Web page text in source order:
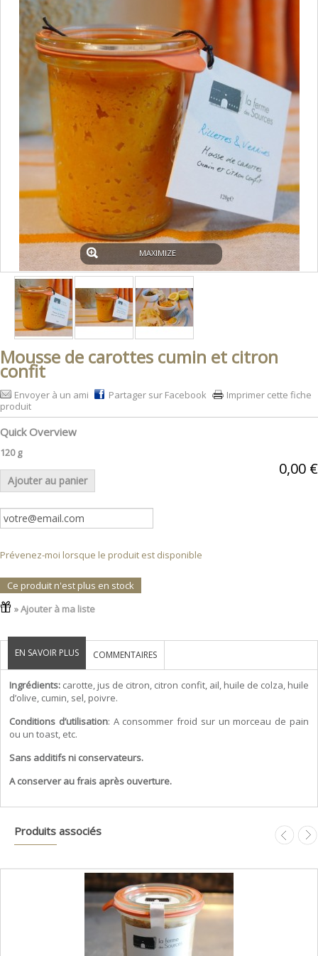
MAXIMIZE
Mousse de carottes cumin et citron
confit
Envoyer à un ami Partager sur Facebook
Imprimer cette fiche
produit
Quick Overview
120 g
0,00 €
Ajouter au panier
Prévenez-moi lorsque le produit est disponible
Ce produit n'est plus en stock
» Ajouter à ma liste
EN SAVOIR PLUS COMMENTAIRES
Ingrédients: carotte, jus de citron, citron confit, ail, huile de colza, huile
d’olive, cumin, sel, poivre.
Conditions d’utilisation: A consommer froid sur un morceau de pain
ou un toast, etc.
Sans additifs ni conservateurs.
A conserver au frais après ouverture.
Produits associés